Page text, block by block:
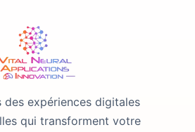
des expériences digitales
qui transforment votre